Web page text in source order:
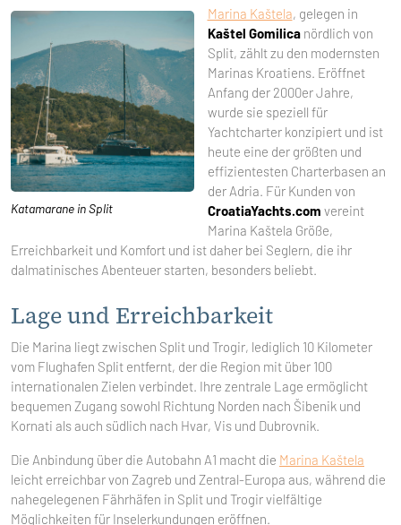
Katamarane in Split
Marina Kaštela, gelegen in
Kaštel Gomilicanördlich von
Split, zählt zu den modernsten
Marinas Kroatiens. Eröffnet
Anfang der 2000er Jahre,
wurde sie speziell für
Yachtcharter konzipiert und ist
heute eine der größten und
effizientesten Charterbasen an
der Adria. Für Kunden von
CroatiaYachts.com vereint
Marina Kaštela Größe,
Erreichbarkeit und Komfort und ist daher bei Seglern, die ihr
dalmatinisches Abenteuer starten, besonders beliebt.
Lage und Erreichbarkeit
Die Marina liegt zwischen Split und Trogir, lediglich 10 Kilometer
vom Flughafen Split entfernt, der die Region mit über 100
internationalen Zielen verbindet. Ihre zentrale Lage ermöglicht
bequemen Zugang sowohl Richtung Norden nach Šibenik und
Kornati als auch südlich nach Hvar, Vis und Dubrovnik.
Die Anbindung über die Autobahn A1 macht die Marina Kaštela
leicht erreichbar von Zagreb und Zentral-Europa aus, während die
nahegelegenen Fährhäfen in Split und Trogir vielfältige
Möglichkeiten für Inselerkundungen eröffnen.